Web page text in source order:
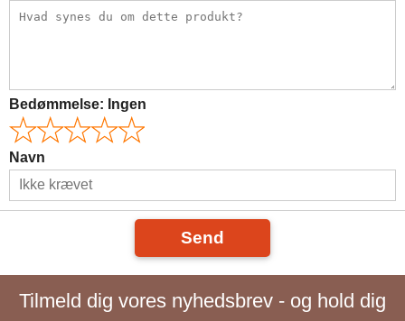
Bedømmelse: Ingen
Navn
Send
Tilmeld dig vores nyhedsbrev - og hold dig